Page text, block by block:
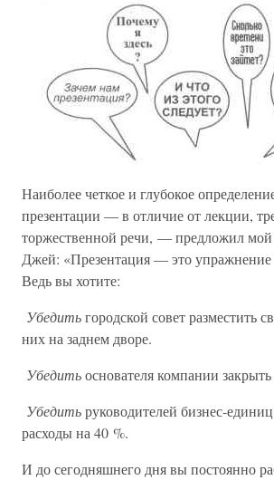
Наиболее четкое и глубокое
презентации — в отличие от лекции,
торжественной речи, — предложил мой
Джей: «Презентация — это
Ведь вы хотите:
Убедитьгородской совет разместить
них на заднем дворе.
Убедитьоснователя компании закрыть
Убедитьруководителей бизнес-
расходы на 40 %.
И до сегодняшнего дня вы постоянно